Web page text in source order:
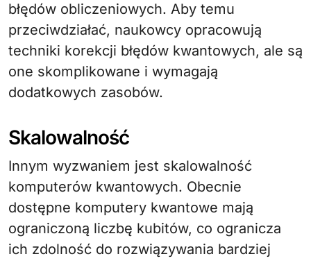
błędów obliczeniowych. Aby temu
przeciwdziałać, naukowcy opracowują
techniki korekcji błędów kwantowych, ale są
one skomplikowane i wymagają
dodatkowych zasobów.
Skalowalność
Innym wyzwaniem jest skalowalność
komputerów kwantowych. Obecnie
dostępne komputery kwantowe mają
ograniczoną liczbę kubitów, co ogranicza
ich zdolność do rozwiązywania bardziej